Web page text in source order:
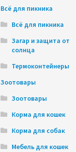
Всё для пикника
Всё для пикника
Загар и защита от
солнца
Термоконтейнеры
Зоотовары
Зоотовары
Корма для кошек
Корма для собак
Мебель для кошек